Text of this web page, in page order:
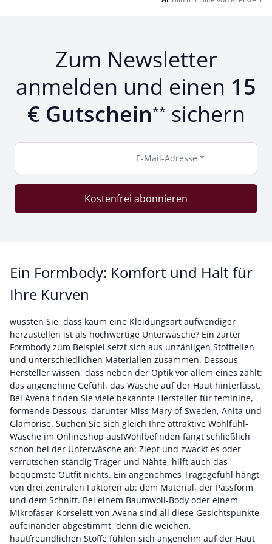
Zum Newsletter
anmelden und einen 15
€ Gutschein** sichern
E-Mail-Adresse *
Kostenfrei abonnieren
Ein Formbody: Komfort und Halt für
Ihre Kurven
wussten Sie, dass kaum eine Kleidungsart aufwendiger
herzustellen ist als hochwertige Unterwäsche? Ein zarter
Formbody zum Beispiel setzt sich aus unzähligen Stoffteilen
und unterschiedlichen Materialien zusammen. Dessous-
Hersteller wissen, dass neben der Optik vor allem eines zählt:
das angenehme Gefühl, das Wäsche auf der Haut hinterlässt.
Bei Avena finden Sie viele bekannte Hersteller für feminine,
formende Dessous, darunter Miss Mary of Sweden, Anita und
Glamorise. Suchen Sie sich gleich Ihre attraktive Wohlfühl-
Wäsche im Onlineshop aus!Wohlbefinden fängt schließlich
schon bei der Unterwäsche an: Ziept und zwackt es oder
verrutschen ständig Träger und Nähte, hilft auch das
bequemste Outfit nichts. Ein angenehmes Tragegefühl hängt
von drei zentralen Faktoren ab: dem Material, der Passform
und dem Schnitt. Bei einem Baumwoll-Body oder einem
Mikrofaser-Korselett von Avena sind all diese Gesichtspunkte
aufeinander abgestimmt, denn die weichen,
hautfreundlichen Stoffe fühlen sich angenehm auf der Haut